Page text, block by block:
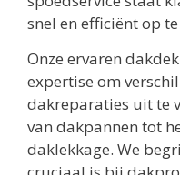
snel en efficiënt op
Onze ervaren
expertise om
dakreparaties uit te
van dakpannen tot
daklekkage. We